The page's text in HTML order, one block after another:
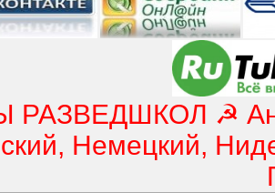
☭
Немецкий,